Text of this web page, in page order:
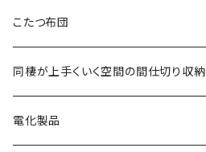
こたつ布団
同棲が上手くいく空間の間仕切り収納
電化製品